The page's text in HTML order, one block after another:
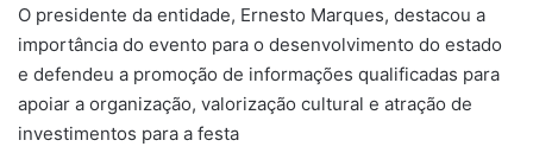
O presidente da entidade, Ernesto Marques, destacou a
importância do evento para o desenvolvimento do estado
e defendeu a promoção de informações qualificadas para
apoiar a organização, valorização cultural e atração de
investimentos para a festa